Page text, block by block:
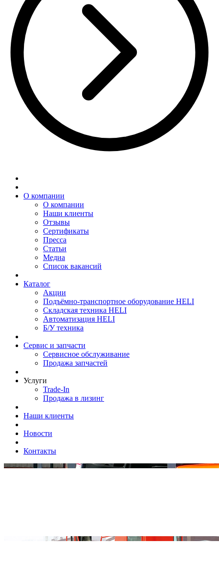
О компании
О компании
Наши клиенты
Отзывы
Сертификаты
Пресса
Статьи
Медиа
Список вакансий
Каталог
Акции
Подъёмно-транспортное оборудование HELI
Складская техника HELI
Автоматизация HELI
Б/У техника
Сервис и запчасти
Сервисное обслуживание
Продажа запчастей
Услуги
Trade-In
Продажа в лизинг
Наши клиенты
Новости
Контакты